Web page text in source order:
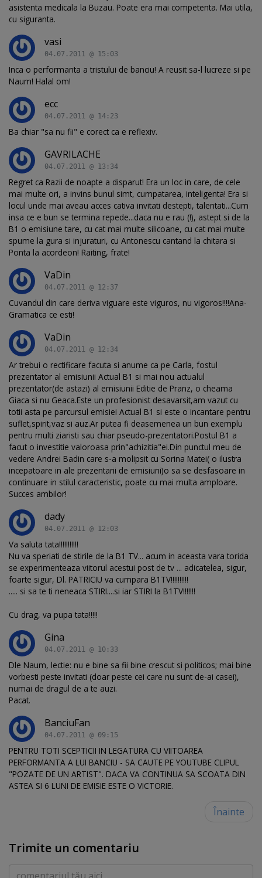
asistenta medicala la Buzau. Poate era mai competenta. Mai utila,
cu siguranta.
vasi
04.07.2011 @ 15:03
Inca o performanta a tristului de banciu! A reusit sa-l lucreze si pe
Naum! Halal om!
ecc
04.07.2011 @ 14:23
Ba chiar "sa nu fii" e corect ca e reflexiv.
GAVRILACHE
04.07.2011 @ 13:34
Regret ca Razii de noapte a disparut! Era un loc in care, de cele
mai multe ori, a invins bunul simt, cumpatarea, inteligenta! Era si
locul unde mai aveau acces cativa invitati destepti, talentati...Cum
insa ce e bun se termina repede...daca nu e rau (!), astept si de la
B1 o emisiune tare, cu cat mai multe silicoane, cu cat mai multe
spume la gura si injuraturi, cu Antonescu cantand la chitara si
Ponta la acordeon! Raiting, frate!
VaDin
04.07.2011 @ 12:37
Cuvandul din care deriva viguare este viguros, nu vigoros!!!!Ana-
Gramatica ce esti!
VaDin
04.07.2011 @ 12:34
Ar trebui o rectificare facuta si anume ca pe Carla, fostul
prezentator al emisiunii Actual B1 si mai nou actualul
prezentator(de astazi) al emisiunii Editie de Pranz, o cheama
Giaca si nu Geaca.Este un profesionist desavarsit,am vazut cu
totii asta pe parcursul emisiei Actual B1 si este o incantare pentru
suflet,spirit,vaz si auz.Ar putea fi deasemenea un bun exemplu
pentru multi ziaristi sau chiar pseudo-prezentatori.Postul B1 a
facut o investitie valoroasa prin"achizitia"ei.Din punctul meu de
vedere Andrei Badin care s-a molipsit cu Sorina Matei( o ilustra
incepatoare in ale prezentarii de emisiuni)o sa se desfasoare in
continuare in stilul caracteristic, poate cu mai multa amploare.
Succes ambilor!
dady
04.07.2011 @ 12:03
Va saluta tata!!!!!!!!!!!
Nu va speriati de stirile de la B1 TV... acum in aceasta vara torida
se experimenteaza viitorul acestui post de tv ... adicatelea, sigur,
foarte sigur, Dl. PATRICIU va cumpara B1TV!!!!!!!!!!
..... si sa te ti neneaca STIRI....si iar STIRI la B1TV!!!!!!!
Cu drag, va pupa tata!!!!!
Gina
04.07.2011 @ 10:33
Dle Naum, lectie: nu e bine sa fii bine crescut si politicos; mai bine
vorbesti peste invitati (doar peste cei care nu sunt de-ai casei),
numai de dragul de a te auzi.
Pacat.
BanciuFan
04.07.2011 @ 09:15
PENTRU TOTI SCEPTICII IN LEGATURA CU VIITOAREA
PERFORMANTA A LUI BANCIU - SA CAUTE PE YOUTUBE CLIPUL
"POZATE DE UN ARTIST". DACA VA CONTINUA SA SCOATA DIN
ASTEA SI 6 LUNI DE EMISIE ESTE O VICTORIE.
Înainte
Trimite un comentariu
Comentariu